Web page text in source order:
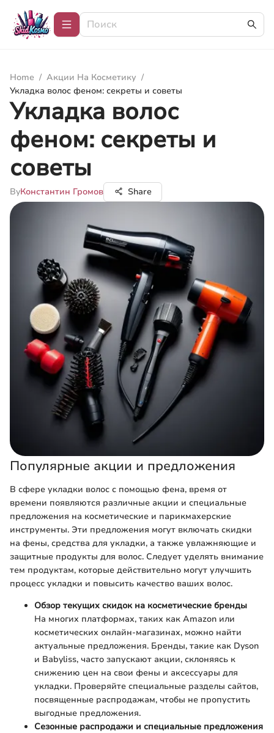
Home / Акции На Косметику /
Укладка волос феном: секреты и советы
Укладка волос
феном: секреты и
советы
ByКонстантин Громов Share
Популярные акции и предложения
В сфере укладки волос с помощью фена, время от
времени появляются различные акции и специальные
предложения на косметические и парикмахерские
инструменты. Эти предложения могут включать скидки
на фены, средства для укладки, а также увлажняющие и
защитные продукты для волос. Следует уделять внимание
тем продуктам, которые действительно могут улучшить
процесс укладки и повысить качество ваших волос.
Обзор текущих скидок на косметические бренды
На многих платформах, таких как Amazon или
косметических онлайн-магазинах, можно найти
актуальные предложения. Бренды, такие как Dyson
и Babyliss, часто запускают акции, склоняясь к
снижению цен на свои фены и аксессуары для
укладки. Проверяйте специальные разделы сайтов,
посвященные распродажам, чтобы не пропустить
выгодные предложения.
Сезонные распродажи и специальные предложения